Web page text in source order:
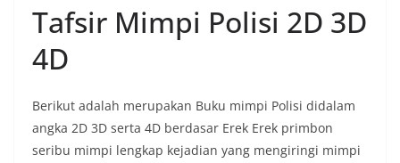
Tafsir Mimpi Polisi 2D 3D
4D
Berikut adalah merupakan Buku mimpi Polisi didalam
angka 2D 3D serta 4D berdasar Erek Erek primbon
seribu mimpi lengkap kejadian yang mengiringi mimpi